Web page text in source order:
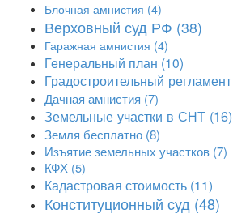
Блочная амнистия (4)
Верховный суд РФ (38)
Гаражная амнистия (4)
Генеральный план (10)
Градостроительный регламент
Дачная амнистия (7)
Земельные участки в СНТ (16)
Земля бесплатно (8)
Изъятие земельных участков (7)
КФХ (5)
Кадастровая стоимость (11)
Конституционный суд (48)